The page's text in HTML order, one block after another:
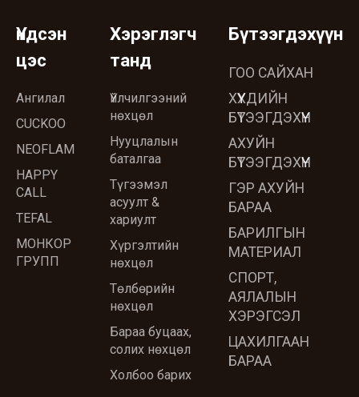
Үндсэн
цэс
Ангилал
CUCKOO
NEOFLAM
HAPPY
CALL
TEFAL
МОНКОР
ГРУПП
Хэрэглэгч
танд
Үйлчилгээний
нөхцөл
Нууцлалын
баталгаа
Түгээмэл
асуулт &
хариулт
Хүргэлтийн
нөхцөл
Төлбөрийн
нөхцөл
Бараа буцаах,
солих нөхцөл
Холбоо барих
Бүтээгдэхүүн
ГОО САЙХАН
ХҮҮХДИЙН
БҮТЭЭГДЭХҮҮН
АХУЙН
БҮТЭЭГДЭХҮҮН
ГЭР АХУЙН
БАРАА
БАРИЛГЫН
МАТЕРИАЛ
СПОРТ,
АЯЛАЛЫН
ХЭРЭГСЭЛ
ЦАХИЛГААН
БАРАА